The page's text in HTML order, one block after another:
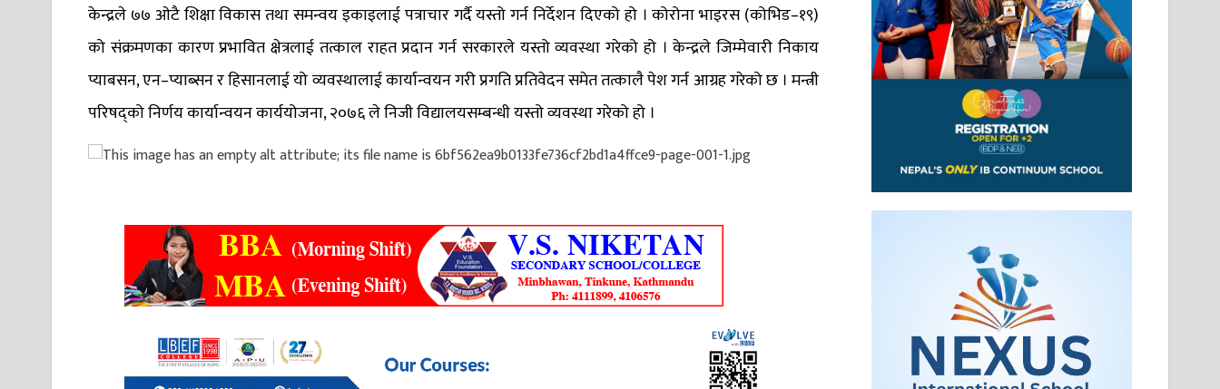
केन्द्रले ७७ ओटै शिक्षा विकास तथा समन्वय इकाइलाई पत्राचार गर्दै यस्तो गर्न निर्देशन दिएको हो । कोरोना भाइरस (कोभिड–१९)
को संक्रमणका कारण प्रभावित क्षेत्रलाई तत्काल राहत प्रदान गर्न सरकारले यस्तो व्यवस्था गरेको हो । केन्द्रले जिम्मेवारी निकाय
प्याबसन, एन–प्याब्सन र हिसानलाई यो व्यवस्थालाई कार्यान्वयन गरी प्रगति प्रतिवेदन समेत तत्कालै पेश गर्न आग्रह गरेको छ । मन्त्री
परिषद्को निर्णय कार्यान्वयन कार्ययोजना, २०७६ ले निजी विद्यालयसम्बन्धी यस्तो व्यवस्था गरेको हो ।